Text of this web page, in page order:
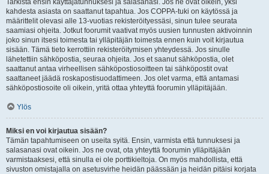
Tarkista ensin käyttäjätunnuksesi ja salasanasi. Jos ne ovat oikein, yksi
kahdesta asiasta on saattanut tapahtua. Jos COPPA-tuki on käytössä ja
määrittelit olevasi alle 13-vuotias rekisteröityessäsi, sinun tulee seurata
saamiasi ohjeita. Jotkut foorumit vaativat myös uusien tunnusten aktivoinnin
joko sinun itsesi toimesta tai ylläpitäjän toimesta ennen kuin voit kirjautua
sisään. Tämä tieto kerrottiin rekisteröitymisen yhteydessä. Jos sinulle
lähetettiin sähköpostia, seuraa ohjeita. Jos et saanut sähköpostia, olet
saattanut antaa virheellisen sähköpostiosoitteen tai sähköpostit ovat
saattaneet jäädä roskapostisuodattimeen. Jos olet varma, että antamasi
sähköpostiosoite oli oikein, yritä ottaa yhteyttä foorumin ylläpitäjään.
Ylös
Miksi en voi kirjautua sisään?
Tämän tapahtumiseen on useita syitä. Ensin, varmista että tunnuksesi ja
salasanasi ovat oikein. Jos ne ovat, ota yhteyttä foorumin ylläpitäjään
varmistaaksesi, että sinulla ei ole porttikieltoja. On myös mahdollista, että
sivuston omistajalla on asetusvirhe heidän päässään ja heidän pitäisi korjata